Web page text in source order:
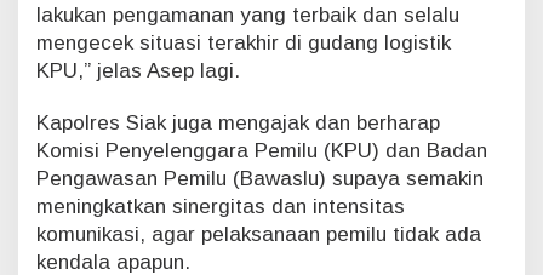
lakukan pengamanan yang terbaik dan selalu
mengecek situasi terakhir di gudang logistik
KPU,” jelas Asep lagi.
Kapolres Siak juga mengajak dan berharap
Komisi Penyelenggara Pemilu (KPU) dan Badan
Pengawasan Pemilu (Bawaslu) supaya semakin
meningkatkan sinergitas dan intensitas
komunikasi, agar pelaksanaan pemilu tidak ada
kendala apapun.